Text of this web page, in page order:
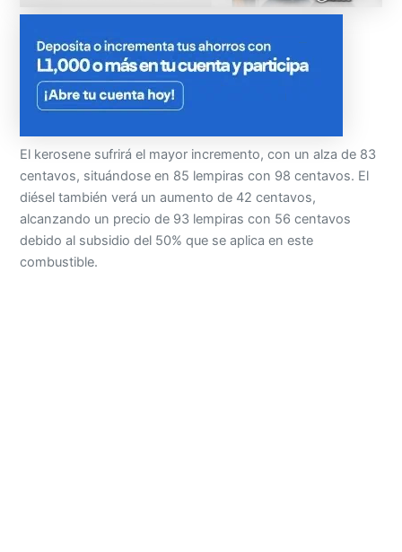
El kerosene sufrirá el mayor incremento, con un alza de 83
centavos, situándose en 85 lempiras con 98 centavos. El
diésel también verá un aumento de 42 centavos,
alcanzando un precio de 93 lempiras con 56 centavos
debido al subsidio del 50% que se aplica en este
combustible.